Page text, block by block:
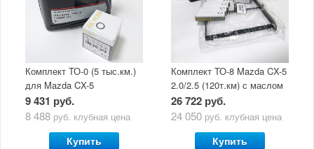
Комплект ТО-0 (5 тыс.км.)
для Mazda CX-5
(двигатель 2.0/2.5) с
маслом Mazda Original Oil
9 431 руб.
8 488 руб. клубная цена
Купить
Комплект ТО-8 Mazda CX-5
2.0/2.5 (120т.км) с маслом
Mazda Original Oil Ultra
5W30
26 722 руб.
24 050 руб. клубная цена
Купить